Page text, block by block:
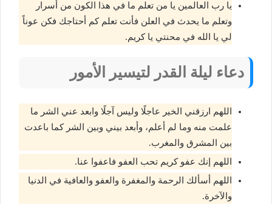
يا رب العالمين يا من تعلم ما في هذا الكون من أسرار
وتعلم ما يحدث في العلن فأنت تعلم كم أحتاجك فكن عوناً
لي يا الله في محنتي يا كريم.
دعاء ليلة القدر لتيسير الأمور
اللهم ارزقني الخير عاجلًا وليس آجلًا وابعد عني الشر ما
علمت منه وما لم أعلم، وأبعد بيني وبين الشر كما باعدت
بين المشرق والمغرب.
اللهم إنك عفو كريم تحب العفو فاعفوا عنا.
اللهم أسألك الرحمة والمغفرة والعفو والعافية في الدنيا
والآخرة.